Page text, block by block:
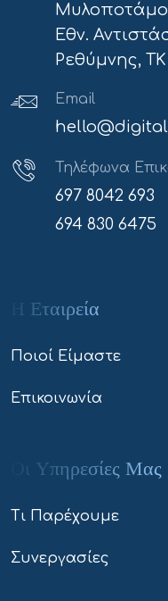
Εθν.
Ρεθύμνης, ΤΚ
Email
Τηλέφωνα
697 8042 693
694 830 6475
Η Εταιρεία
Ποιοί Είμαστε
Επικοινωνία
Οι Υπηρεσίες Μας
Τι Παρέχουμε
Συνεργασίες